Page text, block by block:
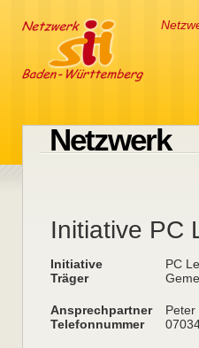
Netzwerk
Initiative PC
Initiative
PC
Träger
Ansprechpartner
Peter
Telefonnummer